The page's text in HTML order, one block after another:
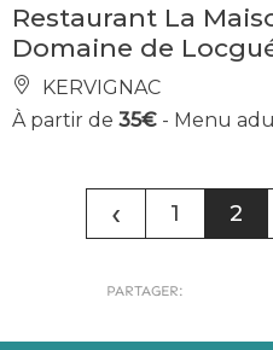
Restaurant La
Domaine de
KERVIGNAC
À partir de 35€ - Menu
‹ 1 2
PARTAGER: